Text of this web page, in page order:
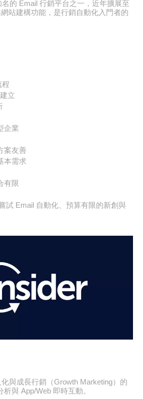
的 Email 行銷平台之一，近年擴展至
站建構功能，是行銷自動化入門者的
程
立
企業
案友善
本需求
有限
試 Email 自動化、預算有限的新創與
與成長行銷（Growth Marketing）的
與 App/Web 即時互動。